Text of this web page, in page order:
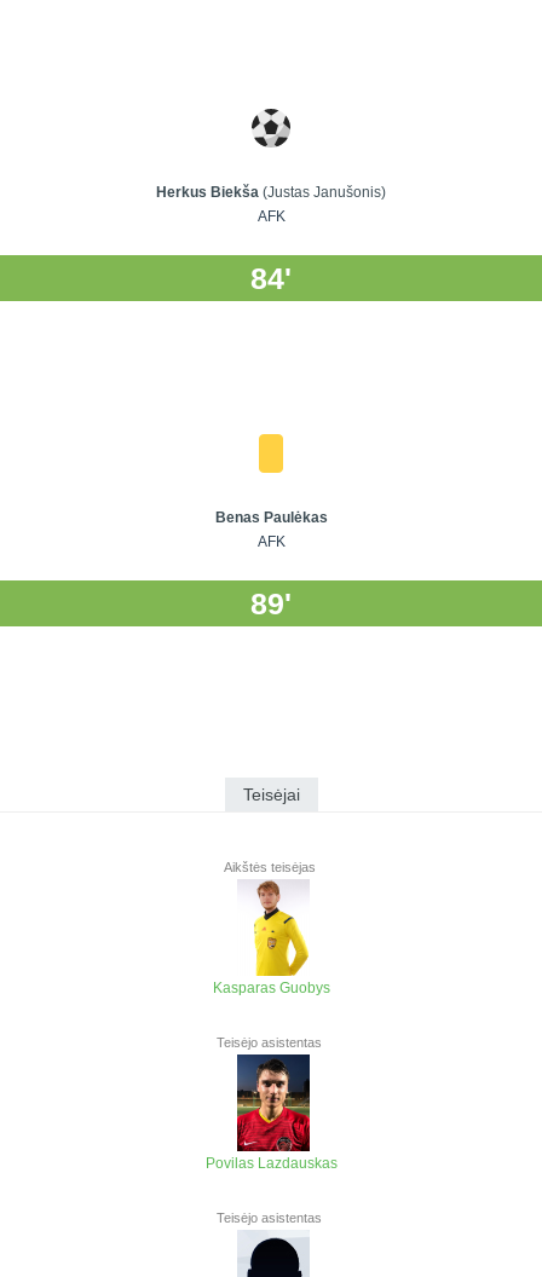
Herkus Biekša (Justas Janušonis)
AFK
84'
Benas Paulėkas
AFK
89'
Teisėjai
Aikštės teisėjas
Kasparas Guobys
Teisėjo asistentas
Povilas Lazdauskas
Teisėjo asistentas